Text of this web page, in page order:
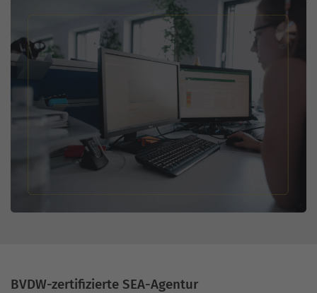
BVDW-zertifizierte SEA-Agentur